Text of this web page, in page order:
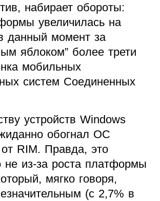
набирает обороты:
увеличилась на
данный момент за
яблоком” более трети
мобильных
систем Соединенных
устройств Windows
обогнал ОС
RIM. Правда, это
не из-за роста платформы
мягко говоря,
(с 2,7% в